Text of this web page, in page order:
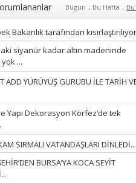
“Ne çok şey oldu
unutulmaması
28/01/2024
“AKIL GÖZÜ”
Ayşegül Akay
“KURTULDUM”
28/01/2024
Bugün . Bu Hafta .
Bakanlık tarafından
siyanür kadar altın madeninde
...
ADD YÜRÜYÜŞ GURUBU İLE TARİH
Yapı Dekorasyon Körfez’de tek
SIRMALI VATANDAŞLARI DİNLEDİ...
BURSA’YA KOCA SEYİT